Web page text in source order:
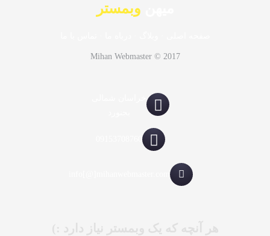
وبمستر
Mihan Webmaster © 2017